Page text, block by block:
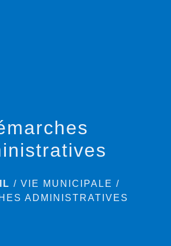
/ VIE MUNICIPALE /
ADMINISTRATIVES